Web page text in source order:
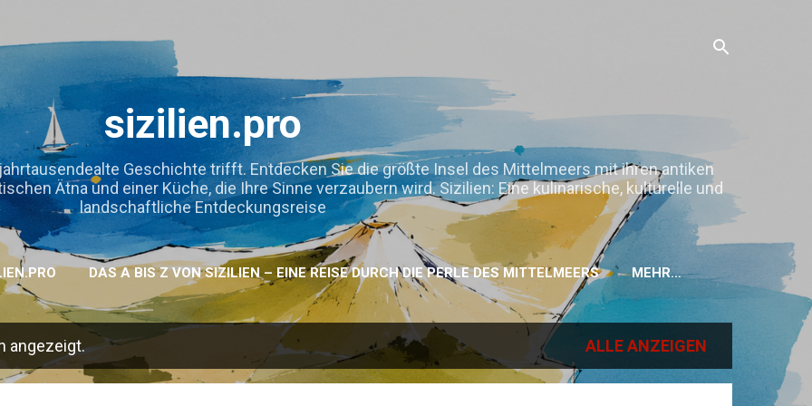
sizilien.pro
Geschichte trifft. Entdecken Sie die größte Insel des Mittelmeers mit ihren antiken
Ätna und einer Küche, die Ihre Sinne verzaubern wird. Sizilien: Eine kulinarische, kulturelle und
landschaftliche Entdeckungsreise
DAS A BIS Z VON SIZILIEN – EINE REISE DURCH DIE PERLE DES MITTELMEERS MEHR…
angezeigt. ALLE ANZEIGEN